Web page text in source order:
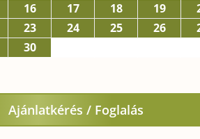
16 17 18 19
23 24 25 26
30
Ajánlatkérés / Foglalás